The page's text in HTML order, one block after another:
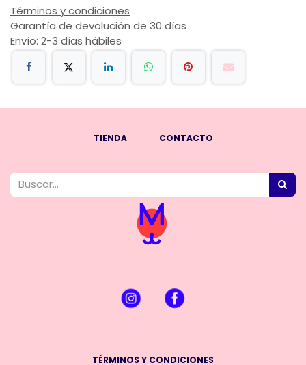
Términos y condiciones
Garantía de devolución de 30 días
Envío: 2-3 días hábiles
TIENDA CONTACTO
TÉRMINOS Y CONDICIONES